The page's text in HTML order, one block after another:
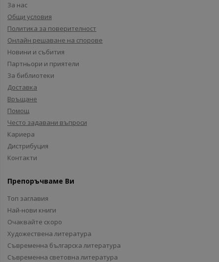
За нас
Общи условия
Политика за поверителност
Онлайн решаване на спорове
Новини и събития
Партньори и приятели
За библиотеки
Доставка
Връщане
Помощ
Често задавани въпроси
Кариера
Дистрибуция
Контакти
Препоръчваме Ви
Топ заглавия
Най-нови книги
Очаквайте скоро
Художествена литература
Съвременна българска литература
Съвременна световна литература